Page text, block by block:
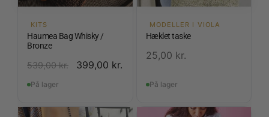
KITS
Haumea Bag Whisky /
Bronze
539,00kr. 399,00 kr.
På lager
MODELLER I VIOLA
Hæklet taske
25,00 kr.
På lager